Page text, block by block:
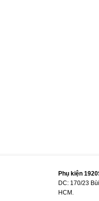
Phụ kiện
DC: 170/23
HCM.